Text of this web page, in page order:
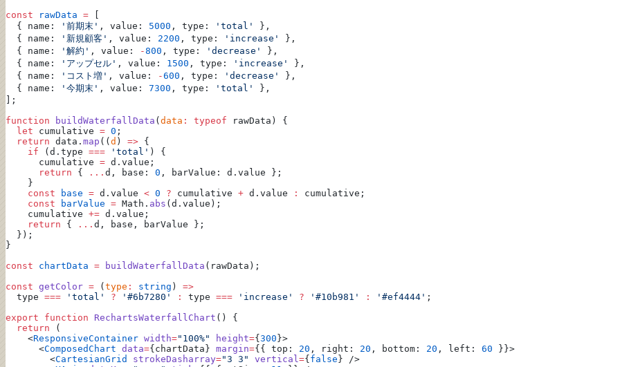
const rawData = [
  { name:
'前期末' , value: 5000 , type: 'total'
},
  { name:
'新規顧客' , value: 2200 , type: 'increase'
},
  { name:
'解約' , value: -800 , type: 'decrease'
},
  { name:
'アップセル' , value: 1500 , type: 'increase'
},
  { name:
'コスト増' , value: -600 , type: 'decrease'
},
  { name:
'今期末' , value: 7300 , type: 'total'
},
];
function buildWaterfallData (data : typeof rawData) {
  let
cumulative = 0 ;
  return
data. map ((d ) => {
    if
(d.type === 'total' ) {
      cumulative
= d.value;
      return
{ ... d, base: 0 , barValue: d.value };
    }
    const
base = d.value < 0 ? cumulative + d.value :
cumulative;
    const
barValue = Math. abs (d.value);
    cumulative
+= d.value;
    return
{ ... d, base, barValue };
  });
}
const chartData = buildWaterfallData (rawData);
const getColor = (type : string ) =>
  type
=== 'total' ? '#6b7280' : type === 'increase' ? '#10b981' : '#ef4444' ;
export function RechartsWaterfallChart () {
  return
(
    <
ResponsiveContainer width="100%" height={300}>
      <
ComposedChart data={chartData} margin={{ top: 20 , right: 20 , bottom: 20 , left: 60 }}>
        <
CartesianGrid strokeDasharray="3 3" vertical ={false} />